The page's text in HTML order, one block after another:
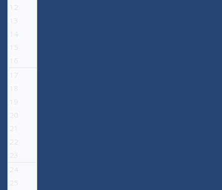
12
13
14
15
16
17
18
19
20
21
22
23
24
25